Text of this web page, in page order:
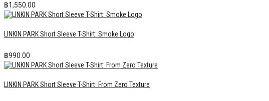
฿1,550.00
LINKIN PARK Short Sleeve T-Shirt: Smoke Logo
฿990.00
LINKIN PARK Short Sleeve T-Shirt: From Zero Texture